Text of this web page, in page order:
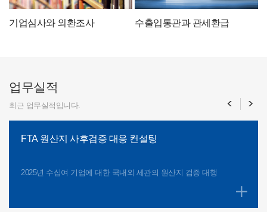
기업심사와 외환조사 수출입통관과 관세환급
업무실적
최근 업무실적입니다. <
FTA 원산지 사후검증 대응 컨설팅
2025년 수십여 기업에 대한 국내외 세관의 원산지 검증 대행
>